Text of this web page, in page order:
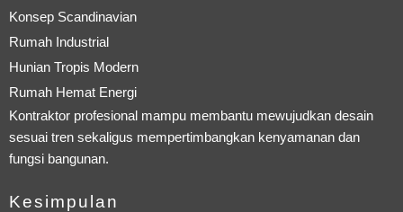
Konsep Scandinavian
Rumah Industrial
Hunian Tropis Modern
Rumah Hemat Energi
Kontraktor profesional mampu membantu mewujudkan desain
sesuai tren sekaligus mempertimbangkan kenyamanan dan
fungsi bangunan.
Kesimpulan